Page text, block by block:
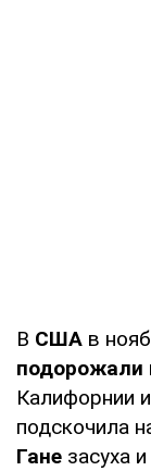
В США в
подорожали
Калифорнии
подскочила
Гане засуха